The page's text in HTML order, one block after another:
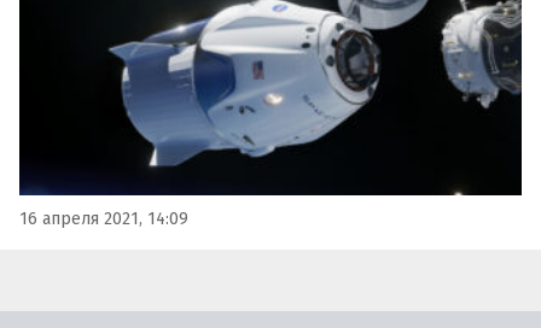
16 апреля 2021, 14:09